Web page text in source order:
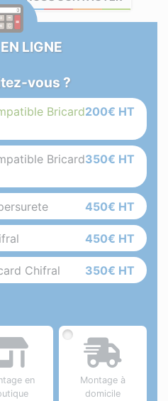
LIGNE
vous ?
Bricard200€ HT
Bricard350€ HT
450€ HT
450€ HT
Chifral 350€ HT
en
Montage à
domicile